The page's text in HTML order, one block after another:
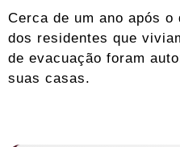
Cerca de um ano após
dos residentes que
de evacuação foram
suas casas.